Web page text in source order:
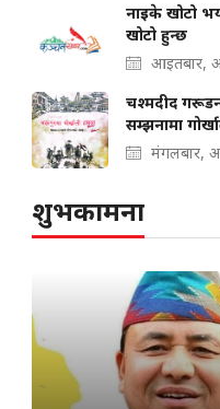
नाइके खोटो
खोटो हुन्छ
आइतबार,
चश्मदीद
सम्झनामा
मंगलबार,
शुभकामना